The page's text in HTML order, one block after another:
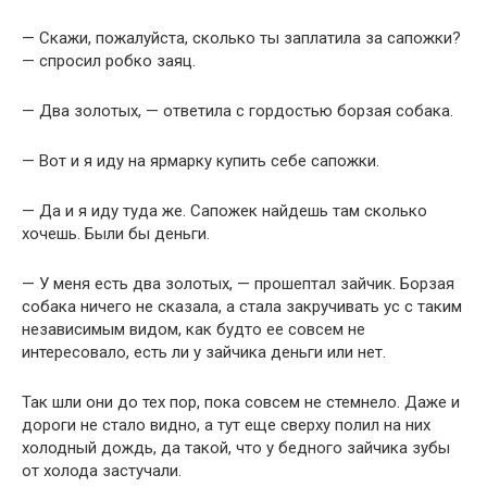
— Скажи, пожалуйста, сколько ты заплатила за сапожки?
— спросил робко заяц.
— Два золотых, — ответила с гордостью борзая собака.
— Вот и я иду на ярмарку купить себе сапожки.
— Да и я иду туда же. Сапожек найдешь там сколько
хочешь. Были бы деньги.
— У меня есть два золотых, — прошептал зайчик. Борзая
собака ничего не сказала, а стала закручивать ус с таким
независимым видом, как будто ее совсем не
интересовало, есть ли у зайчика деньги или нет.
Так шли они до тех пор, пока совсем не стемнело. Даже и
дороги не стало видно, а тут еще сверху полил на них
холодный дождь, да такой, что у бедного зайчика зубы
от холода застучали.